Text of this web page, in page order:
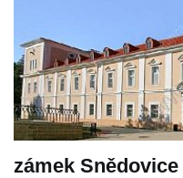
zámek Snědovice